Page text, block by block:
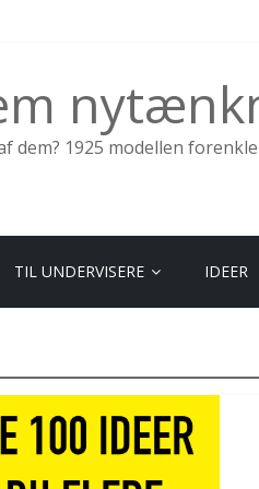
dem? 1925 modellen
TIL UNDERVISERE IDEER